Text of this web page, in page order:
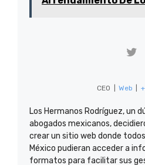
CEO Web
Los Hermanos Rodríguez, un
abogados mexicanos,
crear un sitio web donde
México pudieran acceder a
formatos para facilitar sus